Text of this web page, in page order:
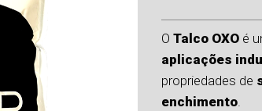
OTalco OXO é
aplicações
propriedades de
enchimento.